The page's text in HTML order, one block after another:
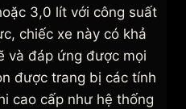
3,0 lít với công suất
chiếc xe này có khả
và đáp ứng được mọi
được trang bị các tính
cao cấp như hệ thống